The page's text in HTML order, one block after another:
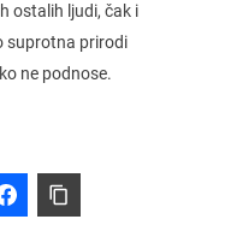
ostalih ljudi, čak i
suprotna prirodi
ne podnose.